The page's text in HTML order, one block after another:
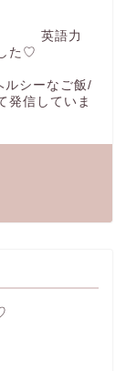
♡ 英語力
た♡
ルシーなご飯/
発信していま